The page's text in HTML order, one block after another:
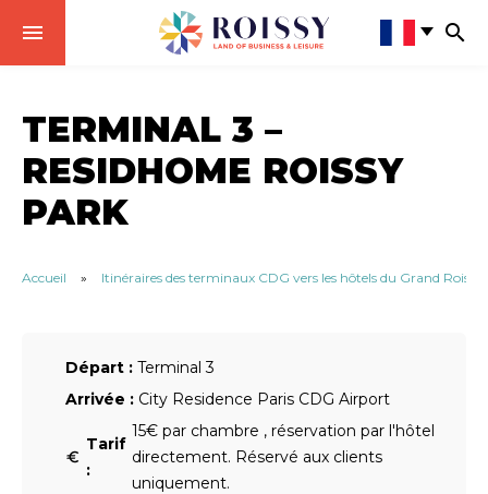
TERMINAL 3 –
RESIDHOME ROISSY
PARK
Accueil » Itinéraires des terminaux CDG vers les hôtels du Grand Roissy
Départ : Terminal 3
Arrivée : City Residence Paris CDG Airport
Tarif
:
15€ par chambre , réservation par l'hôtel
directement. Réservé aux clients
uniquement.